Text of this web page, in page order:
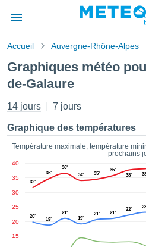
de
a
des
en
les
Accueil Auvergne-Rhône-Alpes
Graphiques météo
de-Galaure
14 jours 7 jours
Graphique des températures
Température maximale, température
prochains
15
20
25
30
35
40
32°
35°
36°
34°
35°
36°
38°
20°
19°
21°
19°
21° 21°
22°